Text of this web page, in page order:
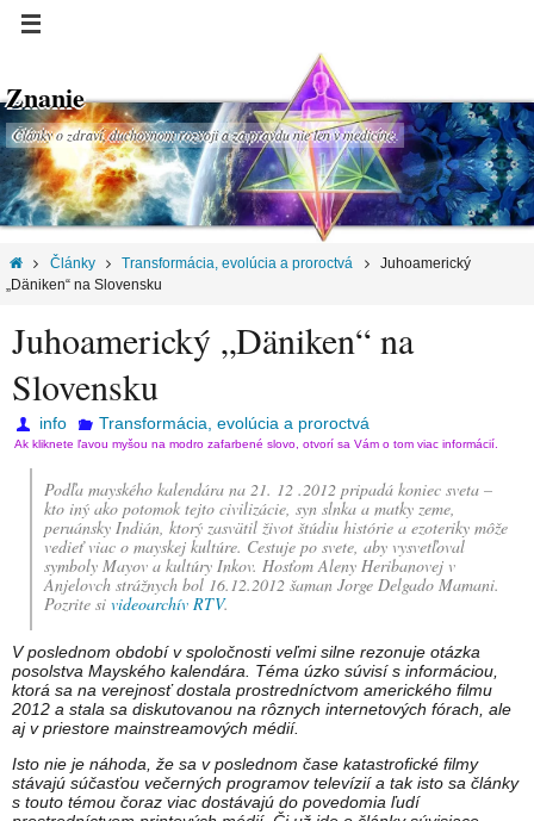
Znanie
Články o zdraví, duchovnom rozvoji a za pravdu nie len v medicíne.
Články Transformácia, evolúcia a proroctvá
Juhoamerický
„Däniken“ na Slovensku
Juhoamerický „Däniken“ na
Slovensku
info Transformácia, evolúcia a proroctvá
Ak kliknete ľavou myšou na modro zafarbené slovo, otvorí sa Vám o tom viac informácií.
Podľa mayského kalendára na 21. 12 .2012 pripadá koniec sveta –
kto iný ako potomok tejto civilizácie, syn slnka a matky zeme,
peruánsky Indián, ktorý zasvätil život štúdiu histórie a ezoteriky môže
vedieť viac o mayskej kultúre. Cestuje po svete, aby vysvetľoval
symboly Mayov a kultúry Inkov. Hosťom Aleny Heribanovej v
Anjelovch strážnych bol 16.12.2012 šaman Jorge Delgado Mamani.
Pozrite si videoarchív RTV.
V poslednom období v spoločnosti veľmi silne rezonuje otázka
posolstva Mayského kalendára. Téma úzko súvisí s informáciou,
ktorá sa na verejnosť dostala prostredníctvom amerického filmu
2012 a stala sa diskutovanou na rôznych internetových fórach, ale
aj v priestore mainstreamových médií.
Isto nie je náhoda, že sa v poslednom čase katastrofické filmy
stávajú súčasťou večerných programov televízií a tak isto sa články
s touto témou čoraz viac dostávajú do povedomia ľudí